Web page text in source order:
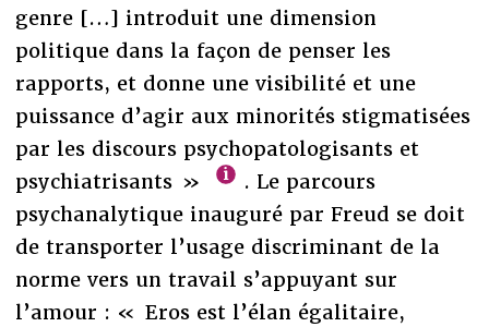
genre […] introduit une dimension
politique dans la façon de penser les
rapports, et donne une visibilité et une
puissance d’agir aux minorités stigmatisées
par les discours psychopatologisants et
psychiatrisants »
. Le parcours
psychanalytique inauguré par Freud se doit
de transporter l’usage discriminant de la
norme vers un travail s’appuyant sur
l’amour : « Eros est l’élan égalitaire,